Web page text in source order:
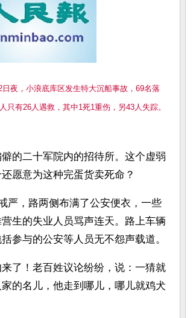
日夜，小浪底库区发生特大沉船事故，69名落
只有26人遇救，其中1死1重伤，另43人失踪。
的二十军院内的招待所。这个虚弱
愿意为这种完蛋货卖死命？
严，路两侧布满了公安便衣，一些
生的失业人员骂声连天。路上车辆
参与的公安等人员无不怨声载道。
了！老百姓议论纷纷，说：一猜就
的名儿，他走到哪儿，哪儿就鸡犬